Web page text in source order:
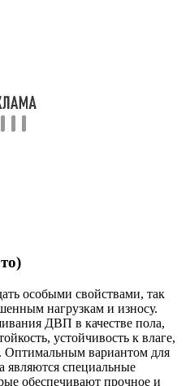
особыми свойствами, так
нагрузкам и износу.
ДВП в качестве пола,
устойчивость к влаге,
Оптимальным вариантом для
являются специальные
обеспечивают прочное и